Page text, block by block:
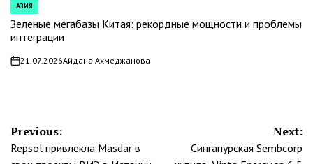
POSTED
IN
АЗИЯ
Зеленые мегабазы Китая: рекордные мощности и проблемы
интеграции
on21.07.2026Айдана Ахмеджанова
Навигация
Previous:
Repsol привлекла Masdar в
Next:
Сингапурская Sembcorp